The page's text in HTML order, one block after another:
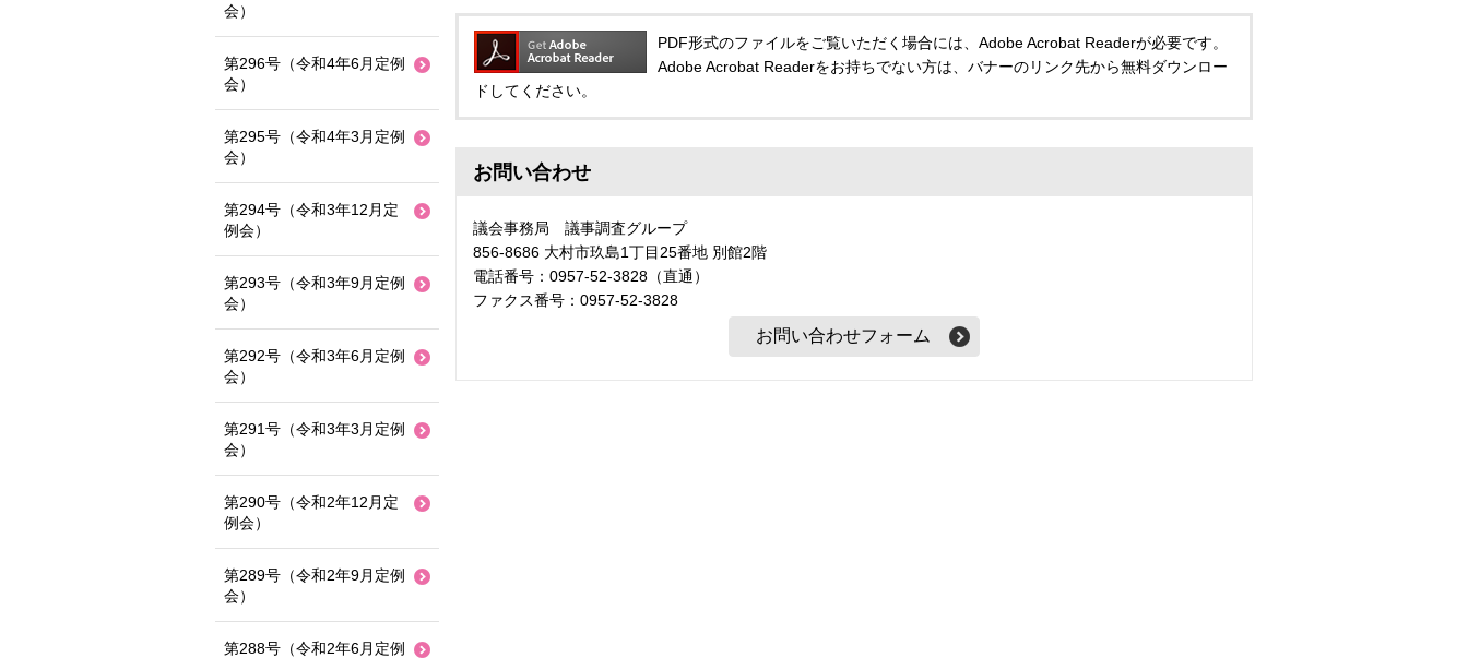
PDF形式のファイルをご覧いただく場合には、Adobe Acrobat Readerが必要です。
Adobe Acrobat Readerをお持ちでない方は、バナーのリンク先から無料ダウンロー
ドしてください。
お問い合わせ
議会事務局 議事調査グループ
856-8686 大村市玖島1丁目25番地 別館2階
電話番号：0957-52-3828（直通）
ファクス番号：0957-52-3828
会）
第296号（令和4年6月定例
会）
第295号（令和4年3月定例
会）
第294号（令和3年12月定
例会）
第293号（令和3年9月定例
会）
第292号（令和3年6月定例
会）
第291号（令和3年3月定例
会）
第290号（令和2年12月定
例会）
第289号（令和2年9月定例
会）
第288号（令和2年6月定例